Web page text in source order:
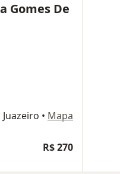
Gomes De
• Mapa
R$ 270